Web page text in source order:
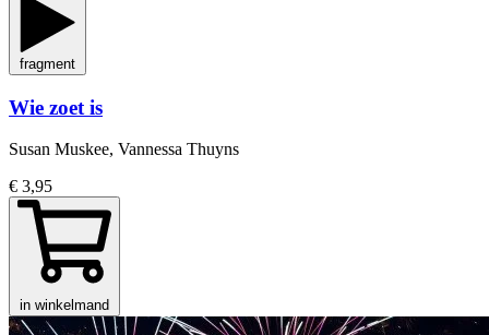
fragment
Wie zoet is
Susan Muskee, Vannessa Thuyns
€ 3,95
in winkelmand